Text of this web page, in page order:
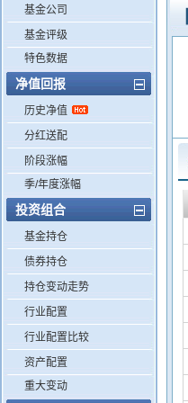
基金公司
基金评级
特色数据
净值回报
历史净值
分红送配
阶段涨幅
季/年度涨幅
投资组合
基金持仓
债券持仓
持仓变动走势
行业配置
行业配置比较
资产配置
重大变动